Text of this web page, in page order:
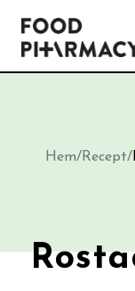
Hem/Recept/